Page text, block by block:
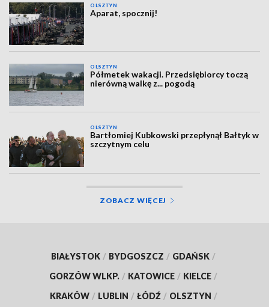
OLSZTYN
Aparat, spocznij!
OLSZTYN
Półmetek wakacji. Przedsiębiorcy toczą
nierówną walkę z... pogodą
OLSZTYN
Bartłomiej Kubkowski przepłynął Bałtyk w
szczytnym celu
ZOBACZ WIĘCEJ
BIAŁYSTOK / BYDGOSZCZ / GDAŃSK /
GORZÓW WLKP. / KATOWICE / KIELCE /
KRAKÓW / LUBLIN / ŁÓDŹ / OLSZTYN /